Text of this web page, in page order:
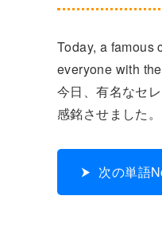
Today, a famous
everyone with
今日、有名なセ
感銘させました。
次の単語